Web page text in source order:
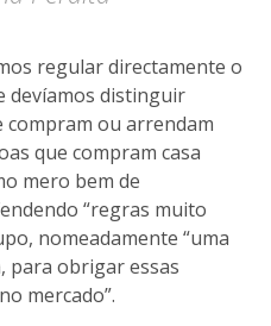
regular directamente o
devíamos distinguir
compram ou arrendam
que compram casa
mero bem de
“regras muito
nomeadamente “uma
para obrigar essas
mercado”.